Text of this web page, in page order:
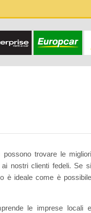
trovare le migliori
nostri clienti fedeli. Se si
è ideale come è possibile
le imprese locali e